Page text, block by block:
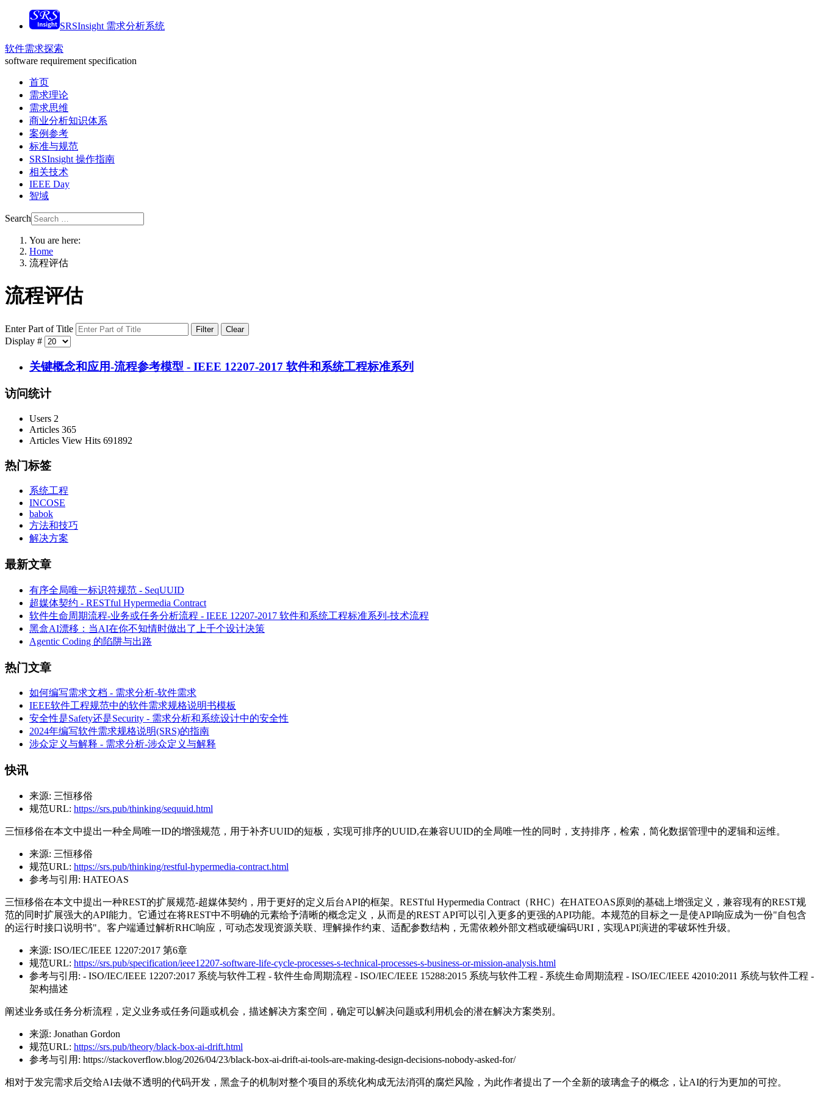
SRSInsight 需求分析系统
软件需求探索
software requirement specification
首页
需求理论
需求思维
商业分析知识体系
案例参考
标准与规范
SRSInsight 操作指南
相关技术
IEEE Day
智域
Search
You are here:
Home
流程评估
流程评估
Enter Part of Title Filter Clear
Display #
关键概念和应用-流程参考模型 - IEEE 12207-2017 软件和系统工程标准系列
访问统计
Users 2
Articles 365
Articles View Hits 691892
热门标签
系统工程
INCOSE
babok
方法和技巧
解决方案
最新文章
有序全局唯一标识符规范 - SeqUUID
超媒体契约 - RESTful Hypermedia Contract
软件生命周期流程-业务或任务分析流程 - IEEE 12207-2017 软件和系统工程标准系列-技术流程
黑盒AI漂移：当AI在你不知情时做出了上千个设计决策
Agentic Coding 的陷阱与出路
热门文章
如何编写需求文档 - 需求分析-软件需求
IEEE软件工程规范中的软件需求规格说明书模板
安全性是Safety还是Security - 需求分析和系统设计中的安全性
2024年编写软件需求规格说明(SRS)的指南
涉众定义与解释 - 需求分析-涉众定义与解释
快讯
来源: 三恒移俗
规范URL: https://srs.pub/thinking/sequuid.html
三恒移俗在本文中提出一种全局唯一ID的增强规范，用于补齐UUID的短板，实现可排序的UUID,在兼容UUID的全局唯一性的同时，支持排序，检索，简化数据管理中的逻辑和运维。
来源: 三恒移俗
规范URL: https://srs.pub/thinking/restful-hypermedia-contract.html
参考与引用: HATEOAS
三恒移俗在本文中提出一种REST的扩展规范-超媒体契约，用于更好的定义后台API的框架。RESTful Hypermedia Contract（RHC）在HATEOAS原则的基础上增强定义，兼容现有的REST规
范的同时扩展强大的API能力。它通过在将REST中不明确的元素给予清晰的概念定义，从而是的REST API可以引入更多的更强的API功能。本规范的目标之一是使API响应成为一份"自包含
的运行时接口说明书"。客户端通过解析RHC响应，可动态发现资源关联、理解操作约束、适配参数结构，无需依赖外部文档或硬编码URI，实现API演进的零破坏性升级。
来源: ISO/IEC/IEEE 12207:2017 第6章
规范URL: https://srs.pub/specification/ieee12207-software-life-cycle-processes-s-technical-processes-s-business-or-mission-analysis.html
参考与引用: - ISO/IEC/IEEE 12207:2017 系统与软件工程 - 软件生命周期流程 - ISO/IEC/IEEE 15288:2015 系统与软件工程 - 系统生命周期流程 - ISO/IEC/IEEE 42010:2011 系统与软件工程 -
架构描述
阐述业务或任务分析流程，定义业务或任务问题或机会，描述解决方案空间，确定可以解决问题或利用机会的潜在解决方案类别。
来源: Jonathan Gordon
规范URL: https://srs.pub/theory/black-box-ai-drift.html
参考与引用: https://stackoverflow.blog/2026/04/23/black-box-ai-drift-ai-tools-are-making-design-decisions-nobody-asked-for/
相对于发完需求后交给AI去做不透明的代码开发，黑盒子的机制对整个项目的系统化构成无法消弭的腐烂风险，为此作者提出了一个全新的玻璃盒子的概念，让AI的行为更加的可控。